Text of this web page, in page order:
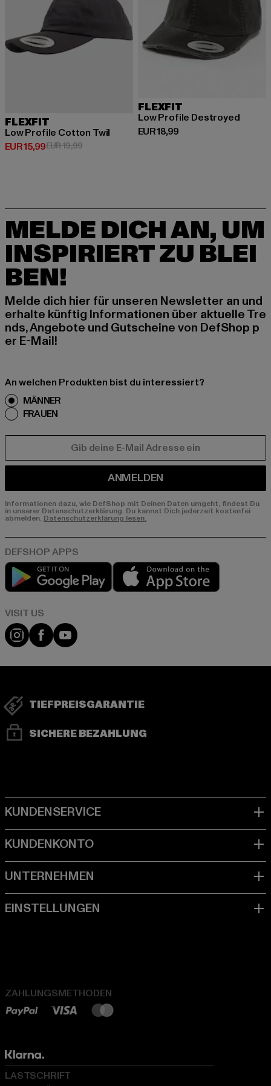
FLEXFIT
Low Profile Cotton Twil
EUR 15,99
Derzeitiger Preis: EUR 15,99
EUR 19,99Aktionspreis: EUR 19,99
FLEXFIT
Low Profile Destroyed
EUR 18,99
Derzeitiger Preis: EUR 18,99
MELDE DICH AN, UM
INSPIRIERT ZU BLEI
BEN!
Melde dich hier für unseren Newsletter an und
erhalte künftig Informationen über aktuelle Tre
nds, Angebote und Gutscheine von DefShop p
er E-Mail!
An welchen Produkten bist du interessiert?
MÄNNER
FRAUEN
ANMELDEN
Informationen dazu, wie DefShop mit Deinen Daten umgeht, findest Du
in unserer Datenschutzerklärung. Du kannst Dich jederzeit kostenfei
abmelden.Datenschutzerklärung lesen.
Play market
Visit our Instagram page:
Visit our Facebook page:
Visit our YouTube channel:
TIEFPREISGARANTIE
SICHERE BEZAHLUNG
ZAHLUNGSMETHODEN
LASTSCHRIFT